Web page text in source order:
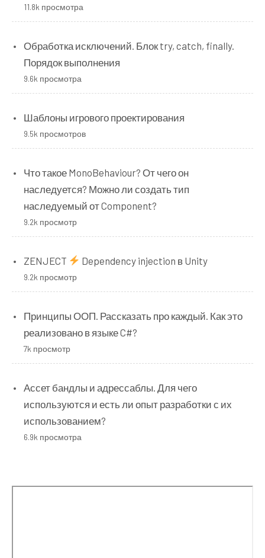
11.8k просмотра
Обработка исключений. Блок try, catch, finally.
Порядок выполнения
9.6k просмотра
Шаблоны игрового проектирования
9.5k просмотров
Что такое MonoBehaviour? От чего он
наследуется? Можно ли создать тип
наследуемый от Component?
9.2k просмотр
ZENJECT Dependency injection в Unity
9.2k просмотр
Принципы ООП. Рассказать про каждый. Как это
реализовано в языке C#?
7k просмотр
Ассет бандлы и адрессаблы. Для чего
используются и есть ли опыт разработки с их
использованием?
6.9k просмотра